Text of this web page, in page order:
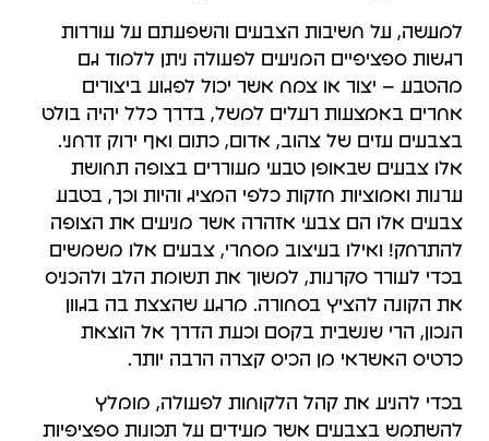
למעשה, על חשיבות הצבעים והשפעתם על עוררות
רגשות ספציפיים המניעים לפעולה ניתן ללמוד גם
מהטבע – יצור או צמח אשר יכול לפגוע ביצורים
אחרים באמצעות רעלים למשל, בדרך כלל יהיה בולט
בצבעים עזים של צהוב, אדום, כתום ואף ירוק זרחני.
אלו צבעים שבאופן טבעי מעוררים בצופה תחושת
ערנות ואמוציות חזקות כלפי המציג והיות וכך, בטבע
צבעים אלו הם צבעי אזהרה אשר מניעים את הצופה
להתרחק! ואילו בעיצוב מסחרי, צבעים אלו משמשים
בכדי לעורר סקרנות, למשוך את תשומת הלב ולהכניס
את הקונה להציץ בסחורה. מרגע שהצצת בה בגוון
הנכון, הרי שנשבית בקסם וכעת הדרך אל הוצאת
כרטיס האשראי מן הכיס קצרה הרבה יותר.
בכדי להניע את קהל הלקוחות לפעולה, מומלץ
להשתמש בצבעים אשר מעידים על תכונות ספציפיות